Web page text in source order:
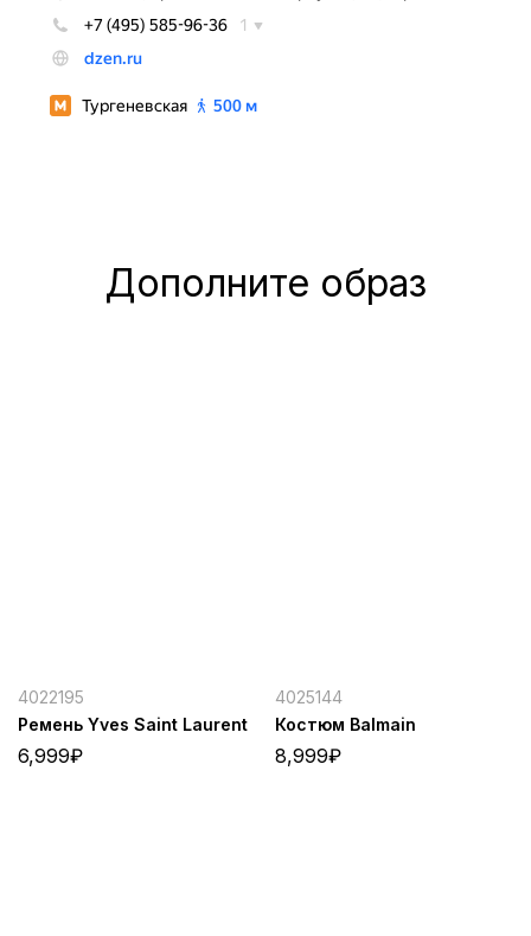
Дополните образ
4022195
Ремень Yves Saint Laurent
6,999₽
4025144
Костюм Balmain
8,999₽